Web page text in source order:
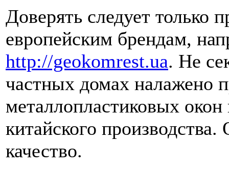
Доверять следует
европейским брендам,
http://geokomrest.ua. Не
частных домах налажено
металлопластиковых окон
китайского
качество.